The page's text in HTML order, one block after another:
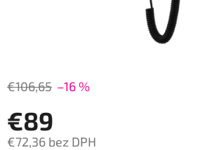
€106,65 –16 %
€89
€72,36 bez DPH